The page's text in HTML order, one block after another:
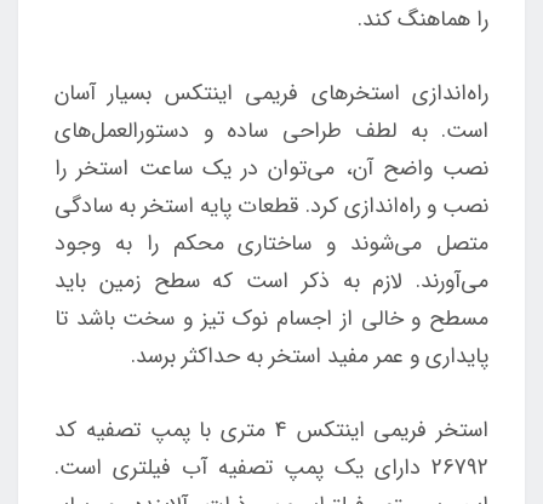
را هماهنگ کند.
راه‌اندازی استخرهای فریمی اینتکس بسیار آسان
است. به لطف طراحی ساده و دستورالعمل‌های
نصب واضح آن، می‌توان در یک ساعت استخر را
نصب و راه‌اندازی کرد. قطعات پایه استخر به سادگی
متصل می‌شوند و ساختاری محکم را به وجود
می‌‌آورند. لازم به ذکر است که سطح زمین باید
مسطح و خالی از اجسام نوک تیز و سخت باشد تا
پایداری و عمر مفید استخر به حداکثر برسد.
استخر فریمی اینتکس 4 متری با پمپ تصفیه کد
26792 دارای یک پمپ تصفیه آب فیلتری است.